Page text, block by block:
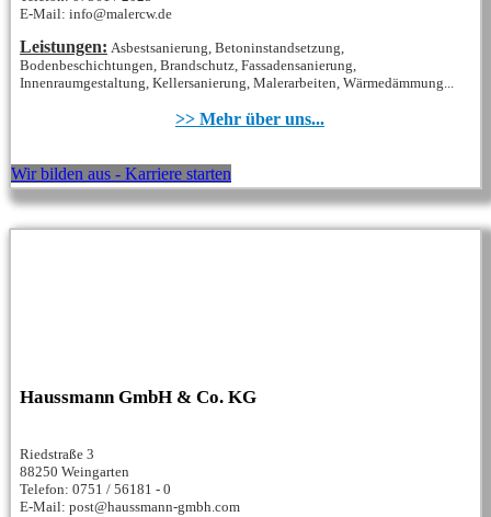
E-Mail: info@malercw.de
Leistungen: Asbestsanierung, Betoninstandsetzung,
Bodenbeschichtungen, Brandschutz, Fassadensanierung,
Innenraumgestaltung, Kellersanierung, Malerarbeiten, Wärmedämmung...
>> Mehr über uns...
Wir bilden aus - Karriere starten
Haussmann GmbH & Co. KG
Riedstraße 3
88250 Weingarten
Telefon: 0751 / 56181 - 0
E-Mail: post@haussmann-gmbh.com